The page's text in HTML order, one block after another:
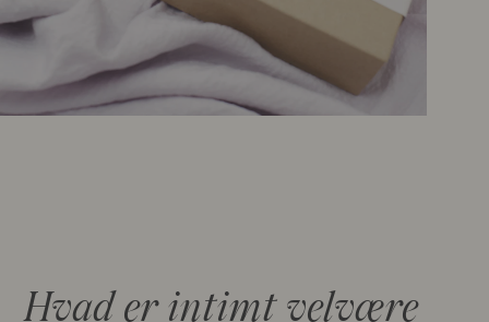
Hvad er intimt velvære